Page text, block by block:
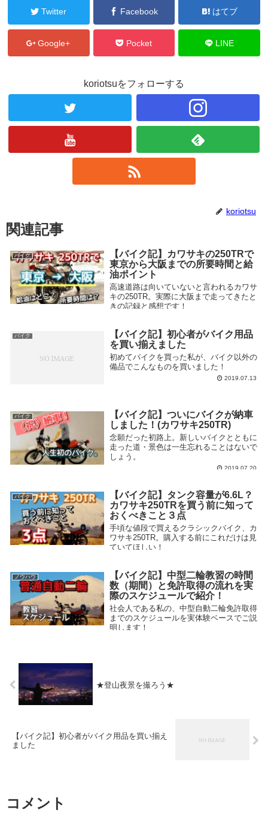
Twitter Facebook はてブ
Google+ Pocket LINE
koriotsuをフォローする
koriotsu
関連記事
バイク
【バイク記】カワサキの250TRで
東京から大阪までの所要時間と給
油ポイント
高速道路は向いていないと言われるカワサ
キの250TR。実際に大阪まで走ってきたと
きの記録と感想です！
バイク
【バイク記】初心者がバイク用品
を買い揃えました
初めてバイクを買った私が、バイク以外の
備品でこんなものを買いました！
2019.07.13
バイク
【バイク記】ついにバイクが納車
しました！(カワサキ250TR)
念願だった初路上。新しいバイクとともに
走った道・景色は一生忘れることはないで
しょう。
2019.07.20
バイク
【バイク記】タンク容量が6.6L？
カワサキ250TRを買う前に知って
おくべきこと３点
手頃な値段で買えるクラシックバイク、カ
ワサキ250TR。購入する前にこれだけは見
ていてほしい！
ノウハウ
【バイク記】中型二輪教習の時間
数（期間）と免許取得の流れを実
際のスケジュールで紹介！
社会人である私の、中型自動二輪免許取得
までのスケジュールを実体験ベースでご説
明します！
★登山夜景を撮ろう★
【バイク記】初心者がバイク用品を買い揃え
ました
コメント